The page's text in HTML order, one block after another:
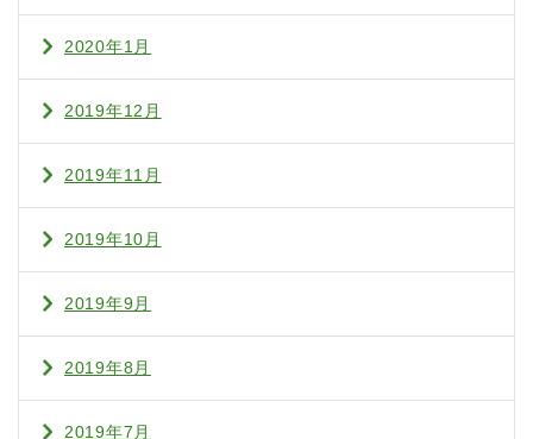
2020年1月
2019年12月
2019年11月
2019年10月
2019年9月
2019年8月
2019年7月